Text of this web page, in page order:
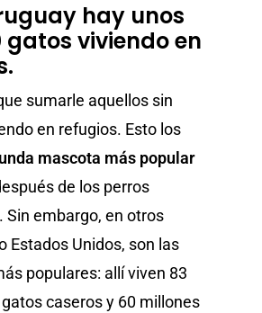
hay unos
gatos viviendo en
sumarle aquellos sin
en refugios. Esto los
mascota más popular
de los perros
Sin embargo, en otros
Estados Unidos, son las
populares: allí viven 83
caseros y 60 millones